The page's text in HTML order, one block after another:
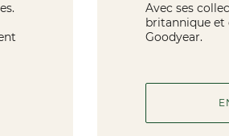
Avec ses
britannique et
Goodyear.